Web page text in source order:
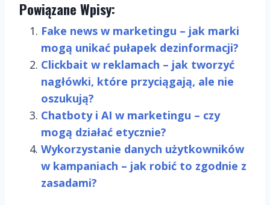
Powiązane Wpisy:
Fake news w marketingu – jak marki
mogą unikać pułapek dezinformacji?
Clickbait w reklamach – jak tworzyć
nagłówki, które przyciągają, ale nie
oszukują?
Chatboty i AI w marketingu – czy
mogą działać etycznie?
Wykorzystanie danych użytkowników
w kampaniach – jak robić to zgodnie z
zasadami?